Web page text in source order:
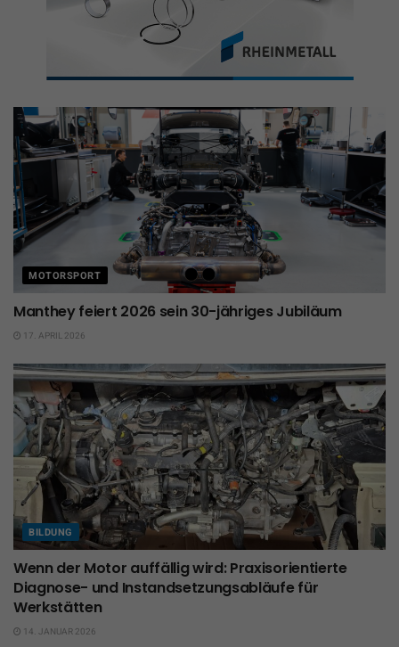
MOTORSPORT
Manthey feiert 2026 sein 30-jähriges Jubiläum
17. APRIL 2026
BILDUNG
Wenn der Motor auffällig wird: Praxisorientierte
Diagnose- und Instandsetzungsabläufe für
Werkstätten
14. JANUAR 2026